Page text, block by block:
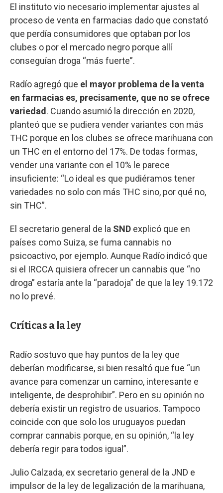
El instituto vio necesario implementar ajustes al
proceso de venta en farmacias dado que constató
que perdía consumidores que optaban por los
clubes o por el mercado negro porque allí
conseguían droga “más fuerte”.
Radío agregó que el mayor problema de la venta
en farmacias es, precisamente, que no se ofrece
variedad . Cuando asumió la dirección en 2020,
planteó que se pudiera vender variantes con más
THC porque en los clubes se ofrece marihuana con
un THC en el entorno del 17%. De todas formas,
vender una variante con el 10% le parece
insuficiente: “Lo ideal es que pudiéramos tener
variedades no solo con más THC sino, por qué no,
sin THC”.
El secretario general de la SND explicó que en
países como Suiza, se fuma cannabis no
psicoactivo, por ejemplo. Aunque Radío indicó que
si el IRCCA quisiera ofrecer un cannabis que “no
droga” estaría ante la “paradoja” de que la ley 19.172
no lo prevé.
Críticas a la ley
Radío sostuvo que hay puntos de la ley que
deberían modificarse, si bien resaltó que fue “un
avance para comenzar un camino, interesante e
inteligente, de desprohibir”. Pero en su opinión no
debería existir un registro de usuarios. Tampoco
coincide con que solo los uruguayos puedan
comprar cannabis porque, en su opinión, “la ley
debería regir para todos igual”.
Julio Calzada, ex secretario general de la JND e
impulsor de la ley de legalización de la marihuana,